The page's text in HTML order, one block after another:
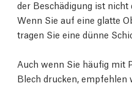
der Beschädigung ist nicht
Wenn Sie auf eine glatte
tragen Sie eine dünne
Auch wenn Sie häufig mit
Blech drucken, empfehlen